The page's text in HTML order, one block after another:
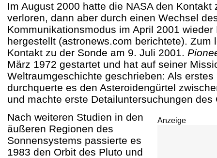
Im August 2000 hatte die NASA den Kontakt
verloren, dann aber durch einen Wechsel
Kommunikationsmodus im April 2001
hergestellt (astronews.com berichtete). Zum
Kontakt zu der Sonde am 9. Juli 2001.
März 1972 gestartet und hat auf seiner
Weltraumgeschichte geschrieben: Als erstes
durchquerte es den Asteroidengürtel
und machte erste Detailuntersuchungen des
Anzeige
Nach weiteren Studien in den
äußeren Regionen des
Sonnensystems passierte es
1983 den Orbit des Pluto und